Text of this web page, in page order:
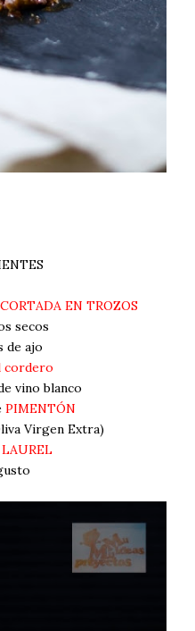
EN TROZOS
secos
de ajo
vino blanco
PIMENTÓN
Virgen Extra)
LAUREL